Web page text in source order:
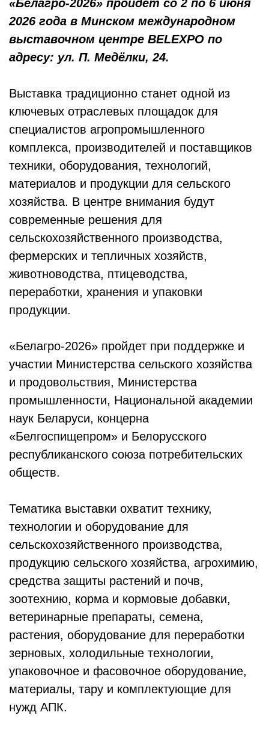
«Белагро-2026» пройдет со 2 по 6 июня
2026 года в Минском международном
выставочном центре BELEXPO по
адресу: ул. П. Медёлки, 24.
Выставка традиционно станет одной из
ключевых отраслевых площадок для
специалистов агропромышленного
комплекса, производителей и поставщиков
техники, оборудования, технологий,
материалов и продукции для сельского
хозяйства. В центре внимания будут
современные решения для
сельскохозяйственного производства,
фермерских и тепличных хозяйств,
животноводства, птицеводства,
переработки, хранения и упаковки
продукции.
«Белагро-2026» пройдет при поддержке и
участии Министерства сельского хозяйства
и продовольствия, Министерства
промышленности, Национальной академии
наук Беларуси, концерна
«Белгоспищепром» и Белорусского
республиканского союза потребительских
обществ.
Тематика выставки охватит технику,
технологии и оборудование для
сельскохозяйственного производства,
продукцию сельского хозяйства, агрохимию,
средства защиты растений и почв,
зоотехнию, корма и кормовые добавки,
ветеринарные препараты, семена,
растения, оборудование для переработки
зерновых, холодильные технологии,
упаковочное и фасовочное оборудование,
материалы, тару и комплектующие для
нужд АПК.